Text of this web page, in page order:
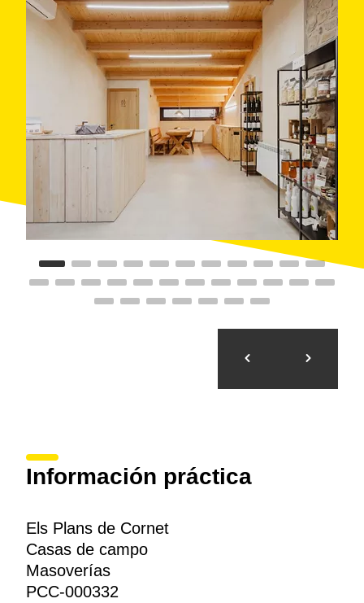
Parc Fluvial del Llobregat, o eldolmen de Corbet.
También se pueden realizar rutas por la naturaleza o
practicar senderismo y otras actividades al aire libre.
El establecimiento, además de contar con el sello de
Compromiso Biosphere, es unPunto de Información
y está adherido a la Ruta del Vino de la D.
O. Pla de Bages, al Geoparque de la Cataluña
Central y al sello Family Welcome.
Información práctica
Els Plans de Cornet
Casas de campo
Masoverías
PCC-000332